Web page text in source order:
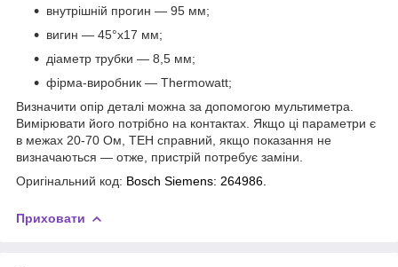
внутрішній прогин — 95 мм;
вигин — 45°х17 мм;
діаметр трубки — 8,5 мм;
фірма-виробник — Thermowatt;
Визначити опір деталі можна за допомогою мультиметра.
Вимірювати його потрібно на контактах. Якщо ці параметри є
в межах 20-70 Ом, ТЕН справний, якщо показання не
визначаються — отже, пристрій потребує заміни.
Оригінальний код: Bosch Siemens: 264986.
Приховати